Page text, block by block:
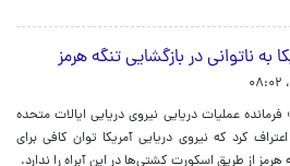
به ناتوانی در بازگشایی تنگه هرمز
فرمانده عملیات دریایی نیروی دریایی ایالات متحده
کرد که نیروی دریایی آمریکا توان کافی برای
هرمز از طریق اسکورت کشتی‌ها در این آبراه را ندارد.